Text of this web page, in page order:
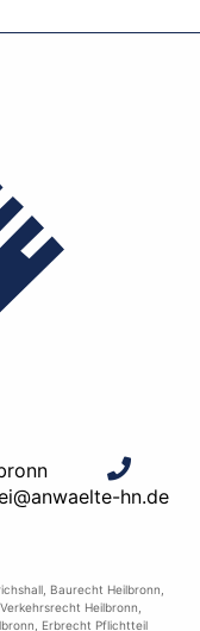
hn.de
Baurecht Heilbronn
Verkehrsrecht Heilbronn
Erbrecht Pflichtteil